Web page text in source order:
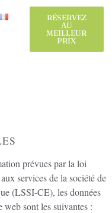
RÉSERVEZ
AU
MEILLEUR
PRIX
RÉSERVEZ
AU
MEILLEUR
PRIX
prévues par la loi
services de la société de
(LSSI-CE), les données
sont les suivantes :